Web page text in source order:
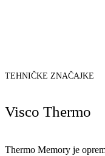
TEHNIČKE ZNAČAJKE
Visco Thermo
Thermo Memory je